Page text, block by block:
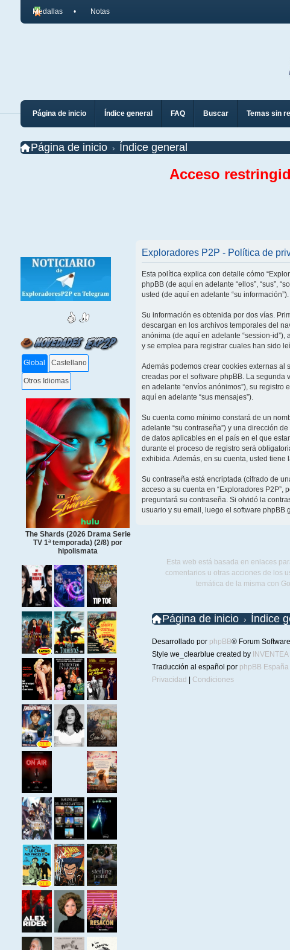
Medallas Notas
Página de inicio Índice general FAQ Buscar Temas sin
Página de inicio Índice general
Acceso
Global Castellano
Otros Idiomas
The Shards (2026 Drama Serie
TV 1ª temporada) (2/8) por
hipolismata
Exploradores P2P - Política de
Esta política explica con detalle cómo
phpBB (de aquí en adelante “ellos”, “sus”,
usted (de aquí en adelante “su información”).
Su información es obtenida por dos vías.
descargan en los archivos temporales del
anónima (de aquí en adelante “session-
y se emplea para registrar cuales han sido
Además podemos crear cookies externas al
creadas por el software phpBB. La segunda
en adelante “envíos anónimos”), su registro
aquí en adelante “sus mensajes”).
Su cuenta como mínimo constará de un
adelante “su contraseña”) y una dirección
de datos aplicables en el país en el que
durante el proceso de registro será
exhibida. Además, en su cuenta, usted
Su contraseña está encriptada (cifrado de
acceso a su cuenta en “Exploradores
preguntará su contraseña. Si olvidó la
usuario y su email, luego el software phpBB
Esta web está basada en enlaces
comentarios u otras acciones de los
temática de la misma con
Página de inicio Índice
Desarrollado por phpBB® Forum
Style we_clearblue created by INVENTEA
Traducción al español por phpBB España
Privacidad
Condiciones